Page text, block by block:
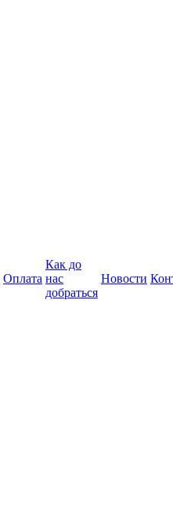
Оплата
Как до
нас
добраться
Новости